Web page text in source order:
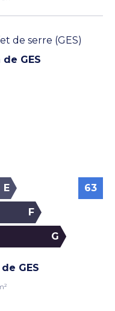
de serre (GES)
GES
E 63
F
G
GES